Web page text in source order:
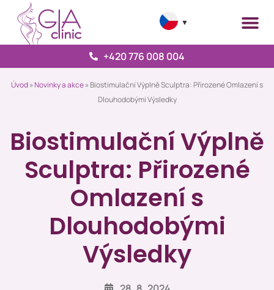
▼
+420 776 008 004
Úvod»Novinky a akce»Biostimulační Výplně Sculptra: Přirozené Omlazení s
Dlouhodobými Výsledky
Biostimulační Výplně
Sculptra: Přirozené
Omlazení s
Dlouhodobými
Výsledky